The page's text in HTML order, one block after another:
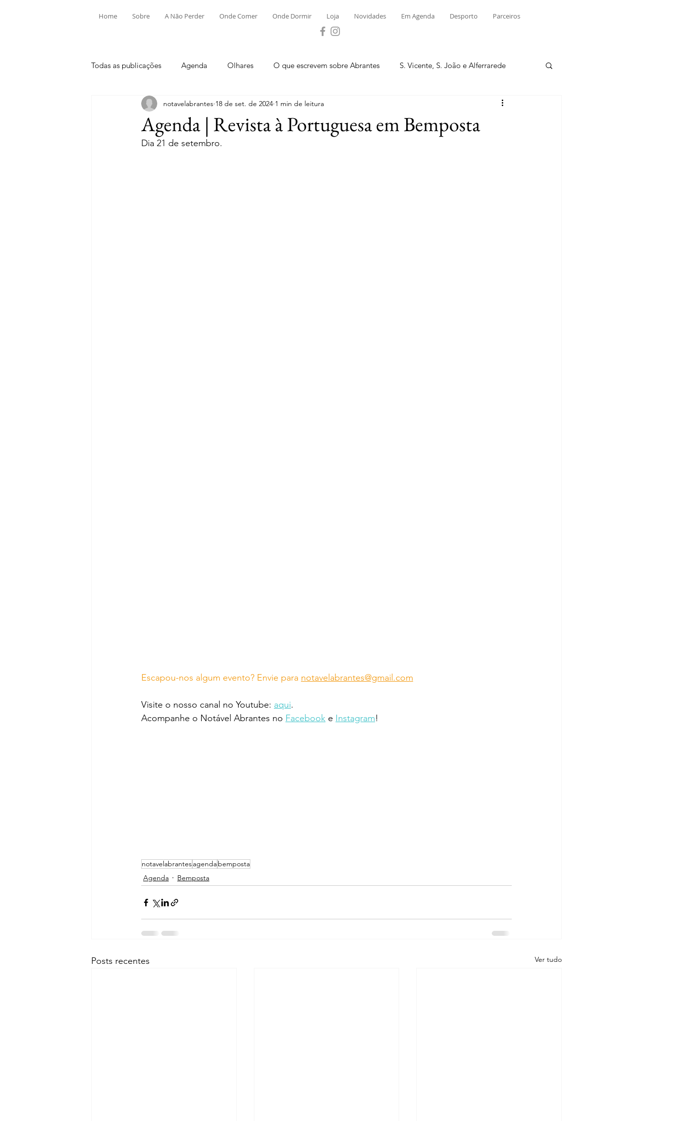
Home Sobre A Não Perder Onde Comer Onde Dormir Loja Novidades Em Agenda Desporto Parceiros
Todas as publicações Agenda Olhares O que escrevem sobre Abrantes S. Vicente, S. João e Alferrarede
Aldeia do Mato e Souto Alvega e Concavada Bemposta
Mouriscas Pego Rio de Moinhos
Agenda | Revista à Portuguesa em Bemposta
notavelabrantes 18 de set. de 2024 1 min de leitura
Dia 21 de setembro.
Escapou-nos algum evento? Envie para notavelabrantes@gmail.com
Visite o nosso canal no Youtube: aqui.
Acompanhe o Notável Abrantes no Facebook e Instagram!
notavelabrantesagendabemposta
Agenda
Bemposta
Posts recentes Ver tudo